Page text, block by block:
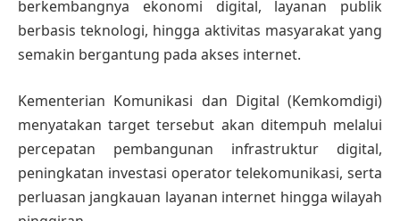
berkembangnya ekonomi digital, layanan publik
berbasis teknologi, hingga aktivitas masyarakat yang
semakin bergantung pada akses internet.
Kementerian Komunikasi dan Digital (Kemkomdigi)
menyatakan target tersebut akan ditempuh melalui
percepatan pembangunan infrastruktur digital,
peningkatan investasi operator telekomunikasi, serta
perluasan jangkauan layanan internet hingga wilayah